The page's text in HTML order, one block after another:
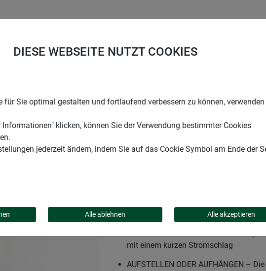
COMFORTABLE +
FLUGINSEKTEN GIFT- UND
Insekten mithilfe der beiden UV-
mit einem kurzen Stromschlag
AUFSTELLEN ODER AUFHÄNGEN –
DIESE WEBSEITE NUTZT COOKIES
für Sie optimal gestalten und fortlaufend verbessern zu können,
klicken, können Sie der Verwendung bestimmter Cookies
jederzeit ändern, indem Sie auf das Cookie Symbol am Ende der
Alle ablehnen Alle akzeptieren